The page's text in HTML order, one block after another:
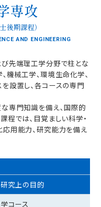
専攻
後期課程）
AND ENGINEERING
先端理工学分野で柱とな
機械工学、環境生命化学、
設置し、各コースの専門
専門知識を備え、国際的
程では、目覚ましい科学・
用能力、研究能力を備え
究上の目的
コース